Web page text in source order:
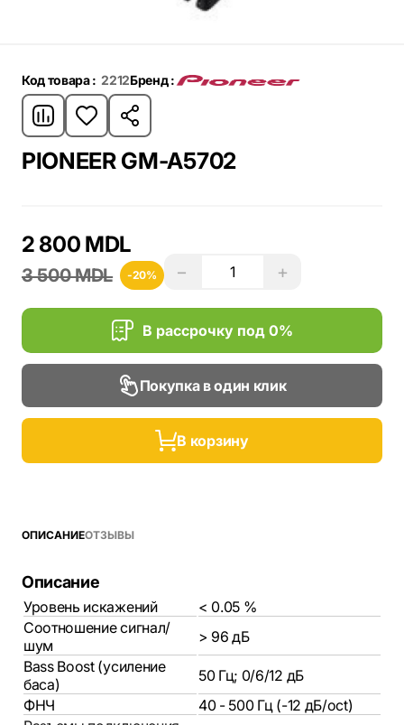
Код товара : 2212Бренд :
PIONEER GM-A5702
2 800 MDL
3 500 MDL -20% − +
В рассрочку под 0%
Покупка в один клик
В корзину
ОПИСАНИЕОТЗЫВЫ
Описание
Уровень искажений
< 0.05 %
Соотношение сигнал/
шум
> 96 дБ
Bass Boost (усиление
баса)
50 Гц; 0/6/12 дБ
ФНЧ
40 - 500 Гц (-12 дБ/oct)